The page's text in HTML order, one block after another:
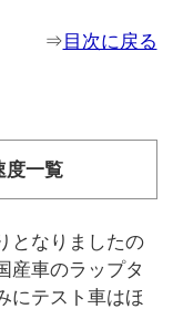
⇒ 目次に戻る
度一覧
となりましたの
産車のラップタ
にテスト車はほ